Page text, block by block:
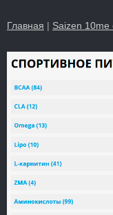
Главная | Saizen 10me